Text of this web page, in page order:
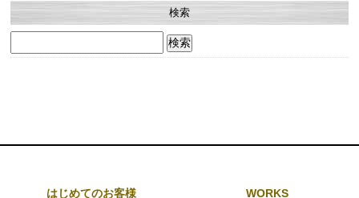
検索
索:
はじめてのお客様 WORKS